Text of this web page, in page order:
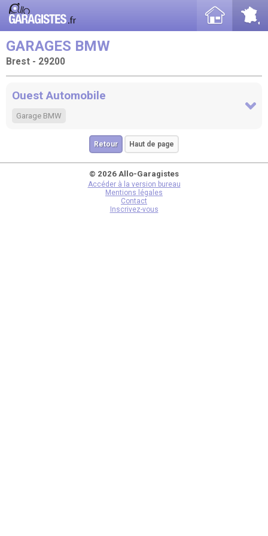
GARAGES BMW
Brest - 29200
Ouest Automobile
Garage BMW
Retour Haut de page
© 2026 Allo-Garagistes
Accéder à la version bureau
Mentions légales
Contact
Inscrivez-vous